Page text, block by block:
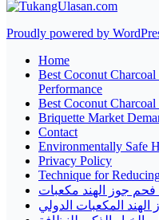
Proudly powered by
Home
Best Coconut
Performance
Best Coconut
Briquette Market
Contact
Environmentally Safe
Privacy Policy
Technique for
فحم جوز الهند مكعبات
المكعبات الدولي